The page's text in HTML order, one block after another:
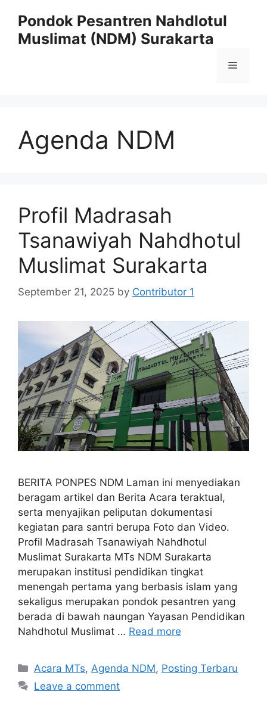
content
Pondok Pesantren Nahdlotul
Muslimat (NDM) Surakarta
Menu
Agenda NDM
Profil Madrasah
Tsanawiyah Nahdhotul
Muslimat Surakarta
September 21, 2025 by Contributor 1
BERITA PONPES NDM Laman ini menyediakan
beragam artikel dan Berita Acara teraktual,
serta menyajikan peliputan dokumentasi
kegiatan para santri berupa Foto dan Video.
Profil Madrasah Tsanawiyah Nahdhotul
Muslimat Surakarta MTs NDM Surakarta
merupakan institusi pendidikan tingkat
menengah pertama yang berbasis islam yang
sekaligus merupakan pondok pesantren yang
berada di bawah naungan Yayasan Pendidikan
Nahdhotul Muslimat … Read more
Categories
Acara MTs, Agenda NDM, Posting Terbaru
Leave a comment